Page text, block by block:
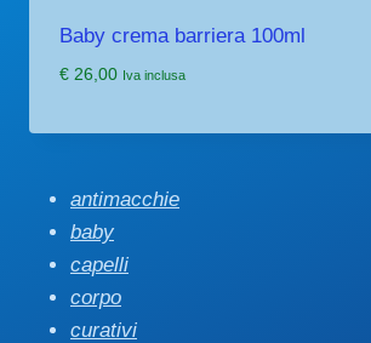
Baby crema barriera 100ml
€26,00 Iva inclusa
antimacchie
baby
capelli
corpo
curativi